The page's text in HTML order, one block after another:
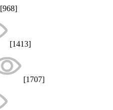
[968]
[1413]
[1707]